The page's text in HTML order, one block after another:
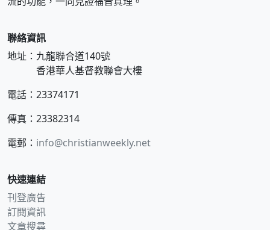
聯絡資訊
地址：九龍聯合道140號
香港華人基督教聯會大樓
電話：23374171
傳真：23382314
電郵： info@christianweekly.net
快速連結
刊登廣告
訂閱資訊
文章搜尋